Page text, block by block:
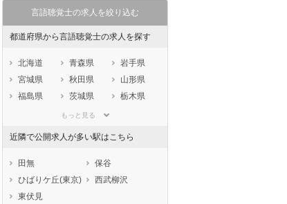
言語聴覚士の求人を絞り込む
都道府県から言語聴覚士の求人を探す
北海道 青森県
岩手県
宮城県
秋田県
山形県
福島県
茨城県
栃木県
埼玉県
石川県
福井県
静岡県
愛知県
三重県
滋賀県
もっと見る
近隣で公開求人が多い駅はこちら
田無
保谷
ひばりケ丘(東京)
西武柳沢
東伏見